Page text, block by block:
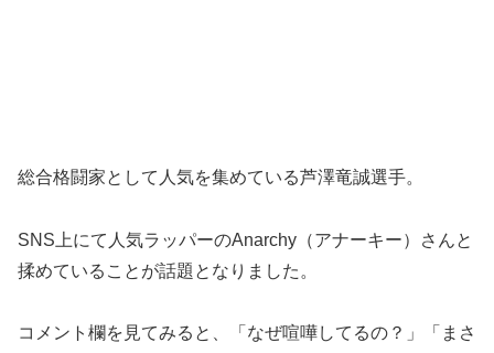
総合格闘家として人気を集めている芦澤竜誠選手。
SNS上にて人気ラッパーのAnarchy（アナーキー）さんと
揉めていることが話題となりました。
コメント欄を見てみると、「なぜ喧嘩してるの？」「まさ